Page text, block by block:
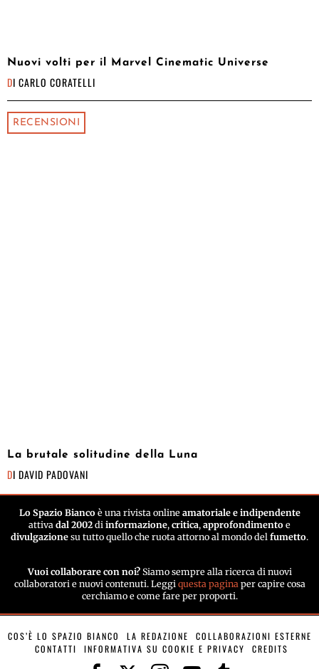
Nuovi volti per il Marvel Cinematic Universe
DI CARLO CORATELLI
RECENSIONI
La brutale solitudine della Luna
DI DAVID PADOVANI
Lo Spazio Biancoè una rivista online amatoriale e indipendente
attiva dal 2002 di informazione, critica, approfondimento e
divulgazione su tutto quello che ruota attorno al mondo del fumetto.
Vuoi collaborare con noi? Siamo sempre alla ricerca di nuovi
collaboratori e nuovi contenuti. Leggi questa pagina per capire cosa
cerchiamo e come fare per proporti.
COS’È LO SPAZIO BIANCO LA REDAZIONE
COLLABORAZIONI ESTERNE
CONTATTI
INFORMATIVA SU COOKIE E PRIVACY CREDITS